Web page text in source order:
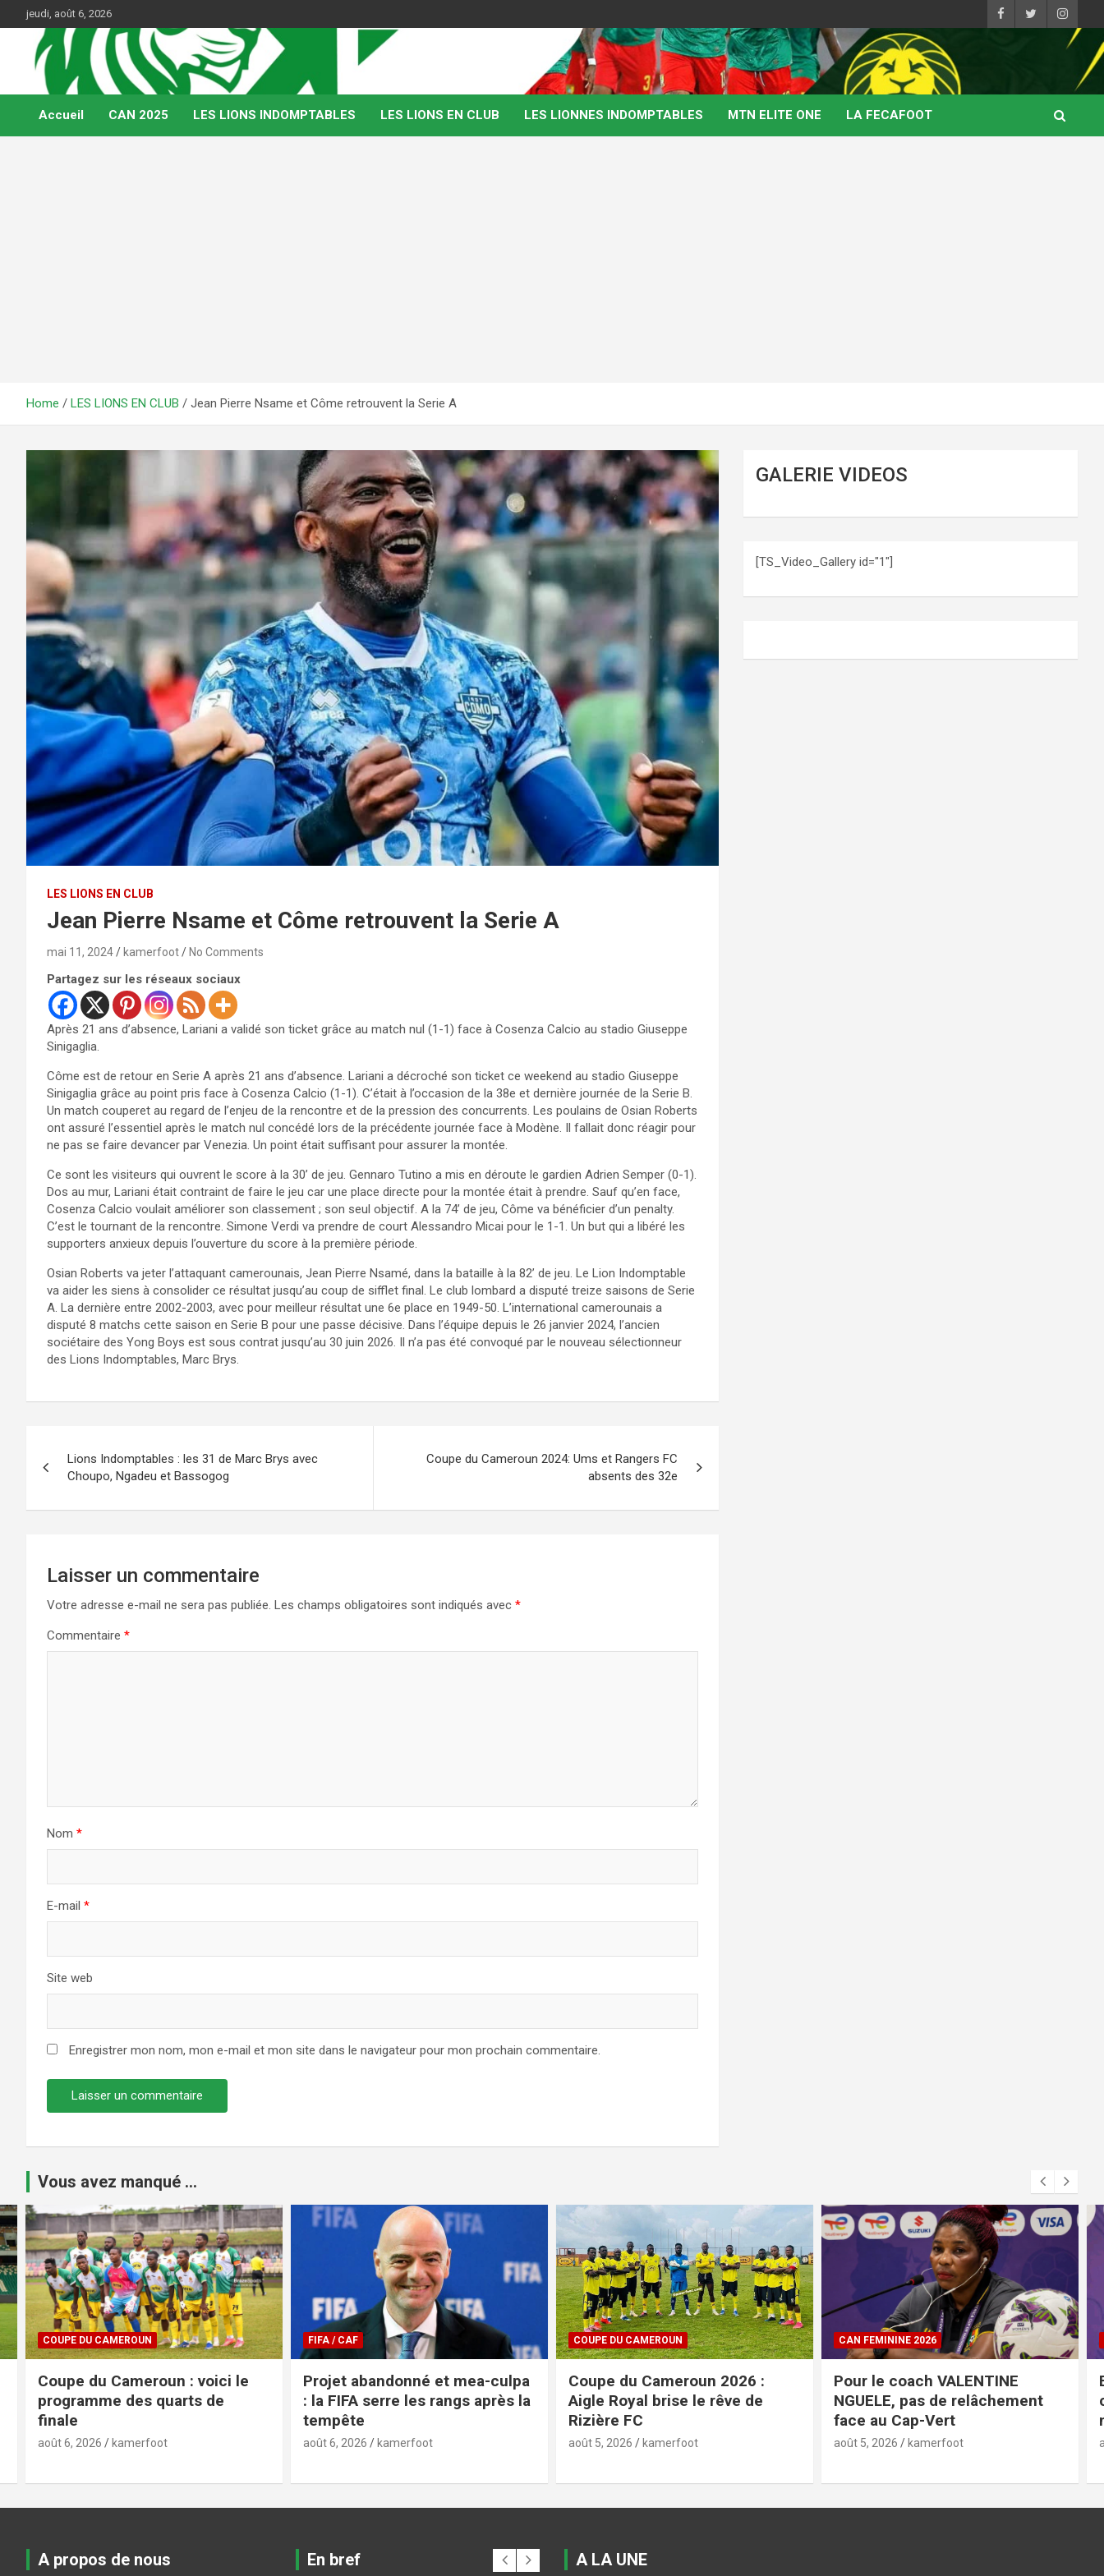
to
content
jeudi, août 6, 2026
Kamerfoot
Web Magazine du football camerounais
Accueil CAN 2025 LES LIONS INDOMPTABLES LES LIONS EN CLUB LES LIONNES INDOMPTABLES MTN ELITE ONE LA FECAFOOT
Home LES LIONS EN CLUB Jean Pierre Nsame et Côme retrouvent la Serie A
LES LIONS EN CLUB
Jean Pierre Nsame et Côme retrouvent la Serie A
mai 11, 2024 kamerfoot No Comments
Partagez sur les réseaux sociaux
Après 21 ans d’absence, Lariani a validé son ticket grâce au match nul (1-1) face à Cosenza Calcio au stadio Giuseppe
Sinigaglia.
Côme est de retour en Serie A après 21 ans d’absence. Lariani a décroché son ticket ce weekend au stadio Giuseppe
Sinigaglia grâce au point pris face à Cosenza Calcio (1-1). C’était à l’occasion de la 38e et dernière journée de la Serie B.
Un match couperet au regard de l’enjeu de la rencontre et de la pression des concurrents. Les poulains de Osian Roberts
ont assuré l’essentiel après le match nul concédé lors de la précédente journée face à Modène. Il fallait donc réagir pour
ne pas se faire devancer par Venezia. Un point était suffisant pour assurer la montée.
Ce sont les visiteurs qui ouvrent le score à la 30’ de jeu. Gennaro Tutino a mis en déroute le gardien Adrien Semper (0-1).
Dos au mur, Lariani était contraint de faire le jeu car une place directe pour la montée était à prendre. Sauf qu’en face,
Cosenza Calcio voulait améliorer son classement ; son seul objectif. A la 74’ de jeu, Côme va bénéficier d’un penalty.
C’est le tournant de la rencontre. Simone Verdi va prendre de court Alessandro Micai pour le 1-1. Un but qui a libéré les
supporters anxieux depuis l’ouverture du score à la première période.
Osian Roberts va jeter l’attaquant camerounais, Jean Pierre Nsamé, dans la bataille à la 82’ de jeu. Le Lion Indomptable
va aider les siens à consolider ce résultat jusqu’au coup de sifflet final. Le club lombard a disputé treize saisons de Serie
A. La dernière entre 2002-2003, avec pour meilleur résultat une 6e place en 1949-50. L’international camerounais a
disputé 8 matchs cette saison en Serie B pour une passe décisive. Dans l’équipe depuis le 26 janvier 2024, l’ancien
sociétaire des Yong Boys est sous contrat jusqu’au 30 juin 2026. Il n’a pas été convoqué par le nouveau sélectionneur
des Lions Indomptables, Marc Brys.
de
l’article
Lions Indomptables : les 31 de Marc Brys avec
Choupo, Ngadeu et Bassogog
Coupe du Cameroun 2024: Ums et Rangers FC
absents des 32e
Laisser un commentaire
Votre adresse e-mail ne sera pas publiée. Les champs obligatoires sont indiqués avec *
Commentaire *
Nom *
E-mail *
Site web
Enregistrer mon nom, mon e-mail et mon site dans le navigateur pour mon prochain commentaire.
GALERIE VIDEOS
[TS_Video_Gallery id="1"]
Vous avez manqué ...
FIFA / CAF
Projet abandonné et mea-culpa
: la FIFA serre les rangs après la
tempête
août 6, 2026 kamerfoot
COUPE DU CAMEROUN
Coupe du Cameroun 2026 :
Aigle Royal brise le rêve de
Rizière FC
août 5, 2026 kamerfoot
CAN FEMININE 2026
Pour le coach VALENTINE
NGUELE, pas de relâchement
face au Cap-Vert
août 5, 2026 kamerfoot
CAN FEMININE 2026
Esther Mayi Kith lors de la
conférence de presse d’avant-
match face au Cap-Vert
août 5, 2026 kamerfoot
A propos de nous En bref A LA UNE